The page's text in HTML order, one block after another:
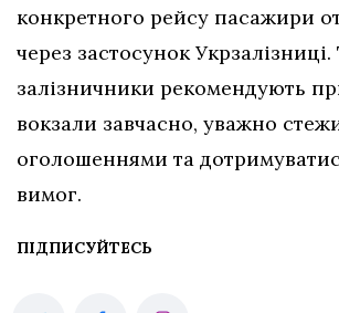
конкретного рейсу пасажири
через застосунок
залізничники рекомендують
вокзали завчасно, уважно
оголошеннями та
вимог.
ПІДПИСУЙТЕСЬ